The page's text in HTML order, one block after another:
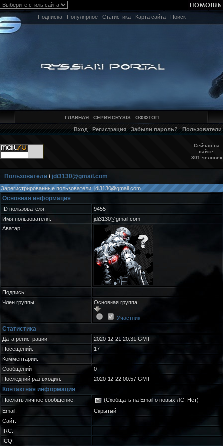
Подписка Популярное Статистика Карта сайта Поиск
ГЛАВНАЯ СЕРИЯ CRYSIS ОФФТОП
Вход Регистрация Забыли пароль? Пользователи
Сейчас на
сайте:
301 человек
Пользователи / jdi3130@gmail.com
Зарегистрированные пользователи: jdi3130@gmail.com
Основная информация
ID пользователя:
9455
Имя пользователя:
jdi3130@gmail.com
Аватар:
Подпись:
Член группы:
Основная группа:
Участник
Статистика
Дата регистрации:
2020-12-21 20:31 GMT
Посещений:
17
Комментарии:
Сообщений
0
Последний раз входил:
2020-12-22 00:57 GMT
Контактная информация
Послать личное сообщение:
(Сообщать на Email о новых ЛС: Нет)
Email:
Скрытый
Сайт:
IRC:
ICQ: